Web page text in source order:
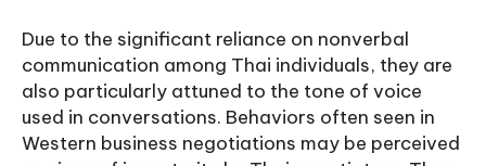
Due to the significant reliance on nonverbal
communication among Thai individuals, they are
also particularly attuned to the tone of voice
used in conversations. Behaviors often seen in
Western business negotiations may be perceived